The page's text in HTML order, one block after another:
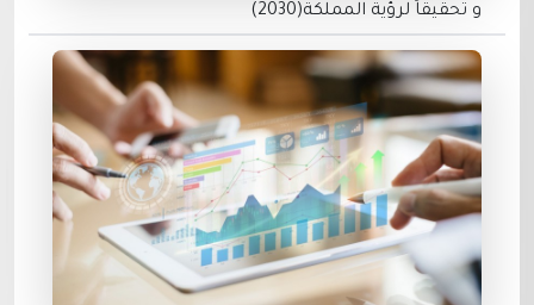
و تحقيقاً لرؤية المملكة(2030)